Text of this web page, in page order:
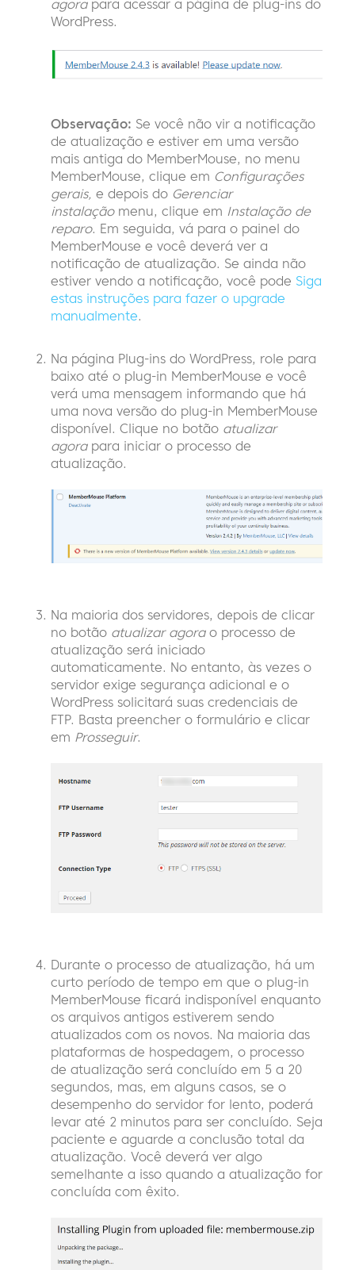
agorapara acessar a página de plug-ins do
WordPress.
Observação: Se você não vir a notificação
de atualização e estiver em uma versão
mais antiga do MemberMouse, no menu
MemberMouse, clique em Configurações
gerais, e depois do Gerenciar
instalaçãomenu, clique em Instalação de
reparo. Em seguida, vá para o painel do
MemberMouse e você deverá ver a
notificação de atualização. Se ainda não
estiver vendo a notificação, você pode Siga
estas instruções para fazer o upgrade
manualmente.
Na página Plug-ins do WordPress, role para
baixo até o plug-in MemberMouse e você
verá uma mensagem informando que há
uma nova versão do plug-in MemberMouse
disponível. Clique no botão atualizar
agorapara iniciar o processo de
atualização.
Na maioria dos servidores, depois de clicar
no botão atualizar agorao processo de
atualização será iniciado
automaticamente. No entanto, às vezes o
servidor exige segurança adicional e o
WordPress solicitará suas credenciais de
FTP. Basta preencher o formulário e clicar
em Prosseguir.
Durante o processo de atualização, há um
curto período de tempo em que o plug-in
MemberMouse ficará indisponível enquanto
os arquivos antigos estiverem sendo
atualizados com os novos. Na maioria das
plataformas de hospedagem, o processo
de atualização será concluído em 5 a 20
segundos, mas, em alguns casos, se o
desempenho do servidor for lento, poderá
levar até 2 minutos para ser concluído. Seja
paciente e aguarde a conclusão total da
atualização. Você deverá ver algo
semelhante a isso quando a atualização for
concluída com êxito.